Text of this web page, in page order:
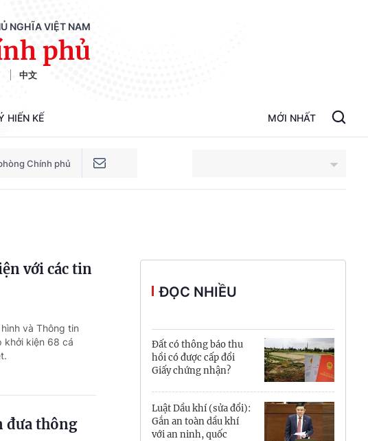
NGHĨA VIỆT NAM
phủ
中文
HIẾN KẾ MỚI NHẤT
Chính phủ
Cần Thơ
Điện Biên
Đắk Lắk
với các tin
và Thông tin
khởi kiện 68 cá
đưa thông
ĐỌC NHIỀU
Đất có thông báo thu
hồi có được cấp đổi
Giấy chứng nhận?
Luật Dầu khí (sửa đổi):
Gắn an toàn dầu khí
với an ninh, quốc